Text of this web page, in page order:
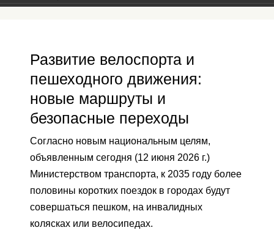
Развитие велоспорта и
пешеходного движения:
новые маршруты и
безопасные переходы
Согласно новым национальным целям,
объявленным сегодня (12 июня 2026 г.)
Министерством транспорта, к 2035 году более
половины коротких поездок в городах будут
совершаться пешком, на инвалидных
колясках или велосипедах.